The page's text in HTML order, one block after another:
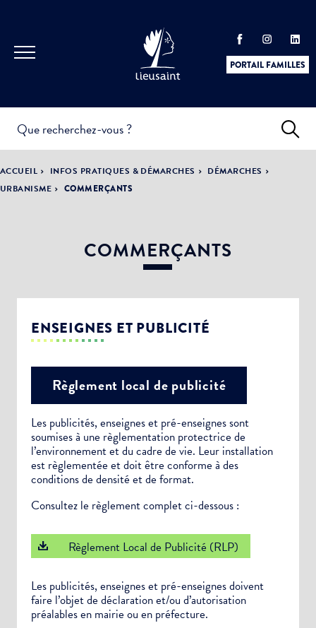
PORTAIL FAMILLES
PRATIQUES &
DÉMARCHES
ACTUALITÉS &
ÉVÈNEMENTS
LA VILLE
DÉMOCRATIE
PARTICIPATIVE
ACCUEIL INFOS PRATIQUES & DÉMARCHES
DÉMARCHES
URBANISME
COMMERÇANTS
COMMERÇANTS
ENSEIGNES ET PUBLICITÉ
Règlement local de publicité
Les publicités, enseignes et pré-enseignes sont
soumises à une règlementation protectrice de
l’environnement et du cadre de vie. Leur installation
est règlementée et doit être conforme à des
conditions de densité et de format.
Consultez le règlement complet ci-dessous :
Règlement Local de Publicité (RLP)
Les publicités, enseignes et pré-enseignes doivent
faire l’objet de déclaration et/ou d’autorisation
préalables en mairie ou en préfecture.